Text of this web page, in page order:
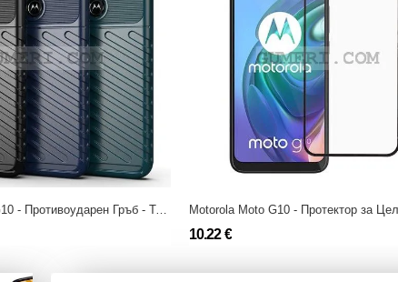
Motorola Moto G10 - Противоударен Гръб - Трак
10.22 €